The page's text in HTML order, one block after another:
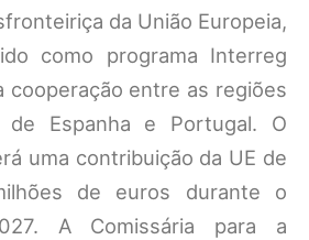
da União Europeia,
como programa Interreg
cooperação entre as regiões
de Espanha e Portugal. O
uma contribuição da UE de
de euros durante o
A Comissária para a